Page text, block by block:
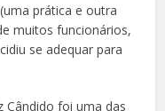
prática e outra
muitos funcionários,
se adequar para
Cândido foi uma das